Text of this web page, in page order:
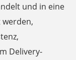
und in eine
werden,
Delivery-